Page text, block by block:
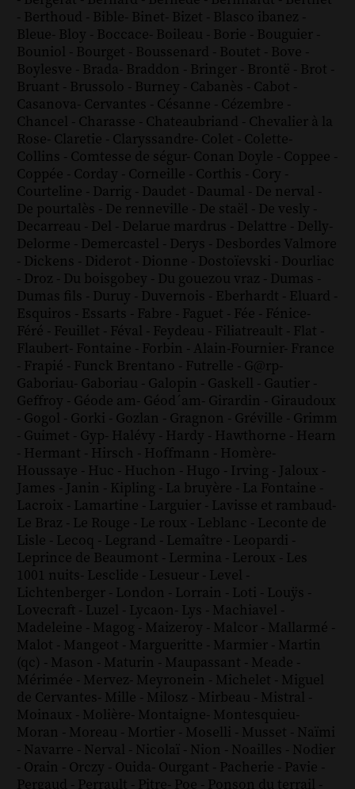
- Berthoud - Bible- Binet- Bizet - Blasco ibanez -
Bleue- Bloy - Boccace- Boileau - Borie - Bouguier -
Bouniol - Bourget - Boussenard - Boutet - Bove -
Boylesve - Brada- Braddon - Bringer - Brontë - Brot -
Bruant - Brussolo - Burney - Cabanès - Cabot -
Casanova- Cervantes - Césanne - Cézembre -
Chancel - Charasse - Chateaubriand - Chevalier à la
Rose- Claretie - Claryssandre- Colet - Colette-
Collins - Comtesse de ségur- Conan Doyle - Coppee -
Coppée - Corday - Corneille - Corthis - Cory -
Courteline - Darrig - Daudet - Daumal - De nerval -
De pourtalès - De renneville - De staël - De vesly -
Decarreau - Del - Delarue mardrus - Delattre - Delly-
Delorme - Demercastel - Derys - Desbordes Valmore
- Dickens - Diderot - Dionne - Dostoïevski - Dourliac
- Droz - Du boisgobey - Du gouezou vraz - Dumas -
Dumas fils - Duruy - Duvernois - Eberhardt - Eluard -
Esquiros - Essarts - Fabre - Faguet - Fée - Fénice-
Féré - Feuillet - Féval - Feydeau - Filiatreault - Flat -
Flaubert- Fontaine - Forbin - Alain-Fournier- France
- Frapié - Funck Brentano - Futrelle - G@rp-
Gaboriau- Gaboriau - Galopin - Gaskell - Gautier -
Geffroy - Géode am- Géod´am- Girardin - Giraudoux
- Gogol - Gorki - Gozlan - Gragnon - Gréville - Grimm
- Guimet - Gyp- Halévy - Hardy - Hawthorne - Hearn
- Hermant - Hirsch - Hoffmann - Homère-
Houssaye - Huc - Huchon - Hugo - Irving - Jaloux -
James - Janin - Kipling - La bruyère - La Fontaine -
Lacroix - Lamartine - Larguier - Lavisse et rambaud-
Le Braz - Le Rouge - Le roux - Leblanc - Leconte de
Lisle - Lecoq - Legrand - Lemaître - Leopardi -
Leprince de Beaumont - Lermina - Leroux - Les
1001 nuits- Lesclide - Lesueur - Level -
Lichtenberger - London - Lorrain - Loti - Louÿs -
Lovecraft - Luzel - Lycaon- Lys - Machiavel -
Madeleine - Magog - Maizeroy - Malcor - Mallarmé -
Malot - Mangeot - Margueritte - Marmier - Martin
(qc) - Mason - Maturin - Maupassant - Meade -
Mérimée - Mervez- Meyronein - Michelet - Miguel
de Cervantes- Mille - Milosz - Mirbeau - Mistral -
Moinaux - Molière- Montaigne- Montesquieu-
Moran - Moreau - Mortier - Moselli - Musset - Naïmi
- Navarre - Nerval - Nicolaï - Nion - Noailles - Nodier
- Orain - Orczy - Ouida- Ourgant - Pacherie - Pavie -
Pergaud - Perrault - Pitre- Poe - Ponson du terrail -